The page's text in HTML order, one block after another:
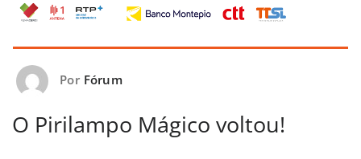
Por Fórum
O Pirilampo Mágico voltou!